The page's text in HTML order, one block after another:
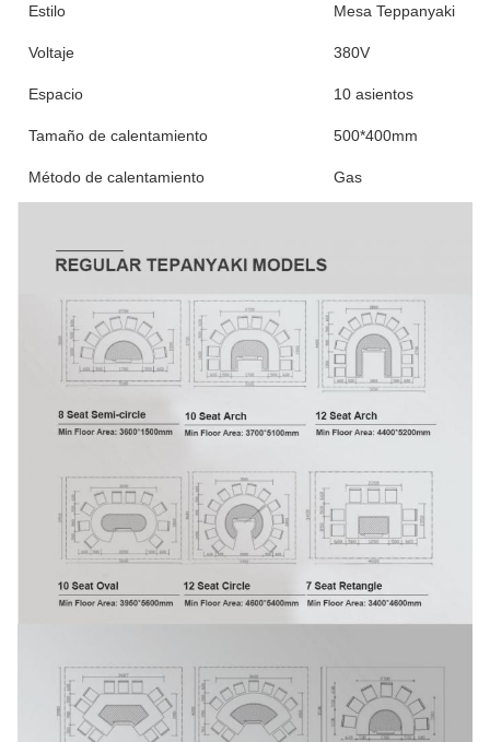
Estilo
Mesa Teppanyaki
Voltaje 380V
Espacio 10 asientos
Tamaño de calentamiento 500*400mm
Método de calentamiento Gas